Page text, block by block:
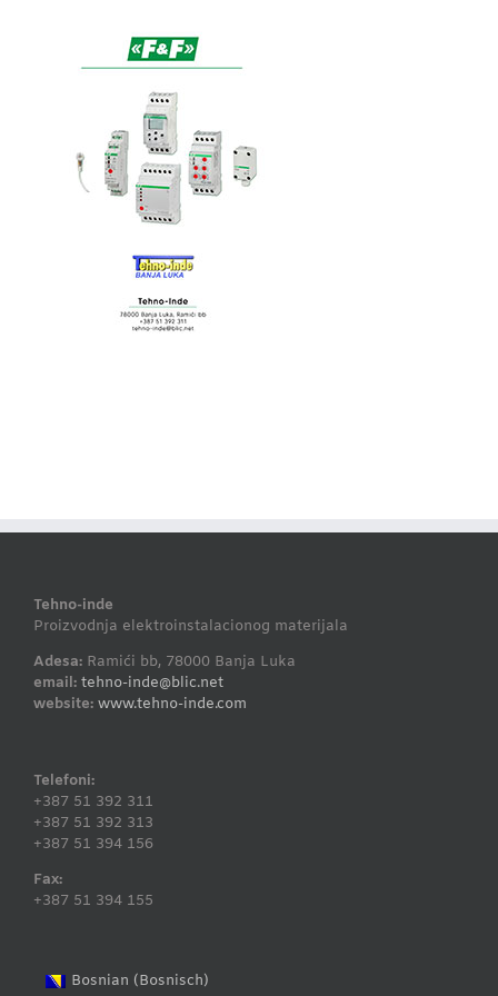
Tehno-inde
Proizvodnja elektroinstalacionog materijala
Adesa: Ramići bb, 78000 Banja Luka
email: tehno-inde@blic.net
website: www.tehno-inde.com
Telefoni:
+387 51 392 311
+387 51 392 313
+387 51 394 156
Fax:
+387 51 394 155
Bosnian (Bosnisch)